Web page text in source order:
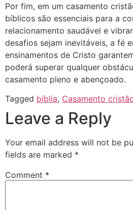
Por fim, em um casamento
bíblicos são essenciais para a
relacionamento saudável e
desafios sejam inevitáveis, a fé
ensinamentos de Cristo
poderá superar qualquer
casamento pleno e abençoado.
Tagged bíblia, Casamento
Leave a Reply
Your email address will not be
fields are marked *
Comment *